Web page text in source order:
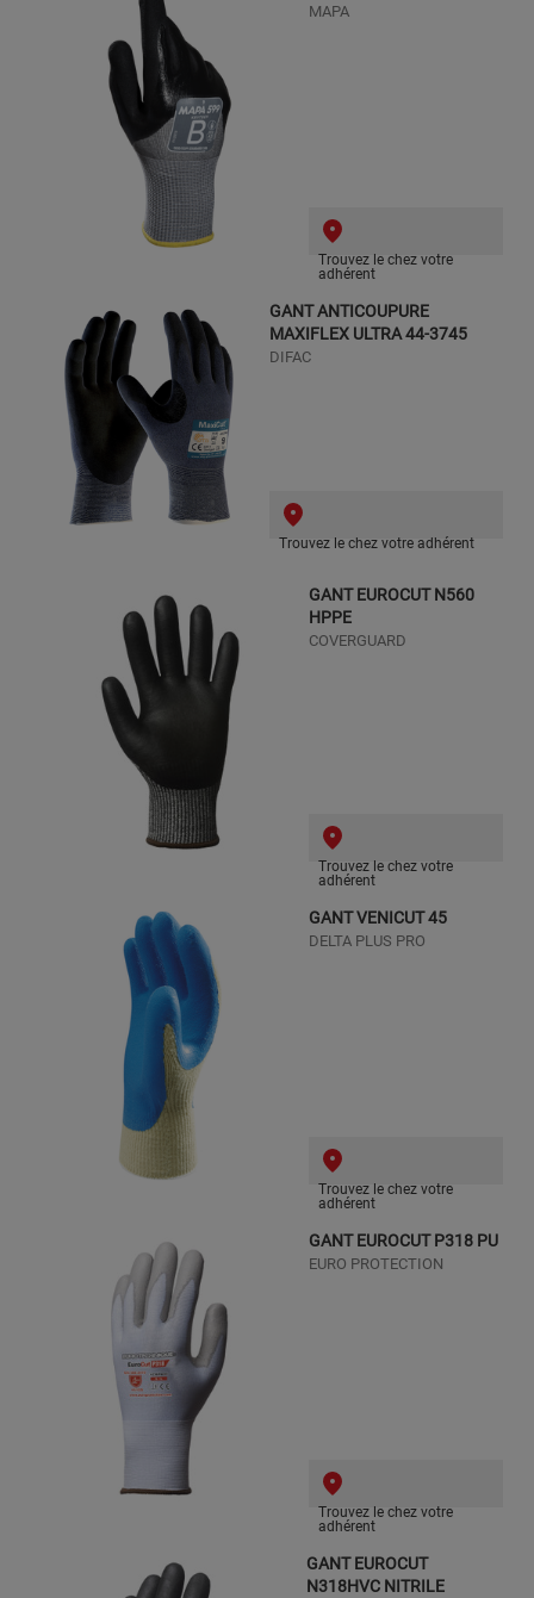
MAPA
Trouvez le chez votre
adhérent
GANT ANTICOUPURE
MAXIFLEX ULTRA 44-3745
DIFAC
Trouvez le chez votre adhérent
GANT EUROCUT N560
HPPE
COVERGUARD
Trouvez le chez votre
adhérent
GANT VENICUT 45
DELTA PLUS PRO
Trouvez le chez votre
adhérent
GANT EUROCUT P318 PU
EURO PROTECTION
Trouvez le chez votre
adhérent
GANT EUROCUT
N318HVC NITRILE